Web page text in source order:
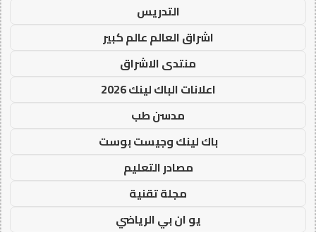
التدريس
اشراق العالم عالم كبير
منتدى الاشراق
اعلانات الباك لينك 2026
مدسن طب
باك لينك وجيست بوست
مصادر التعليم
مجلة تقنية
يو ان بي الرياضي